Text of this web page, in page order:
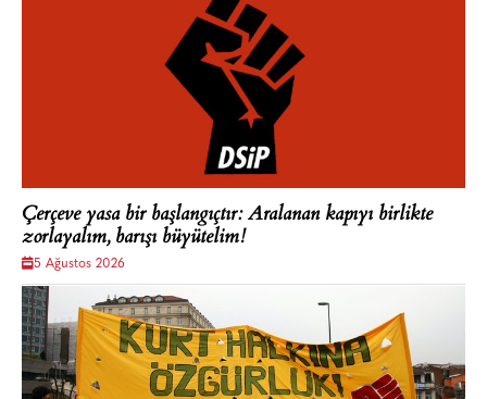
Çerçeve yasa bir başlangıçtır: Aralanan kapıyı birlikte
zorlayalım, barışı büyütelim!
5 Ağustos 2026